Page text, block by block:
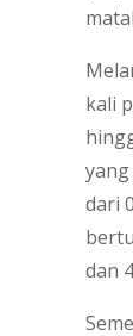
kali
dari
dan